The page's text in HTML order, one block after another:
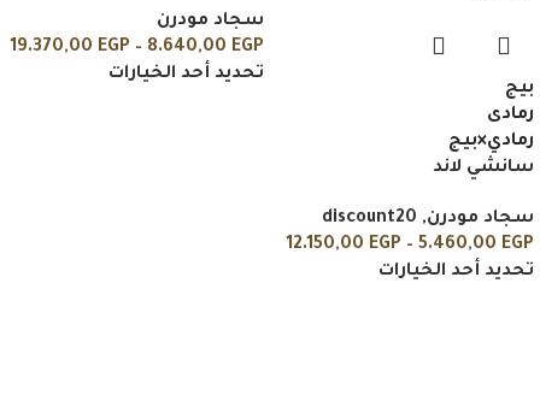
بيج
رمادى
رمادي×بيج
سانشي لاند
سجاد مودرن,
discount20
5.460,00 EGP
–
12.150,00 EGP
تحديد أحد الخيارات
سجاد مودرن
8.640,00 EGP
–
19.370,00 EGP
تحديد أحد الخيارات